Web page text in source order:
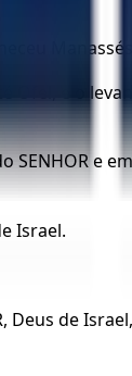
Manassés
Ofel, e o
SENHOR e
Israel.
Deus de